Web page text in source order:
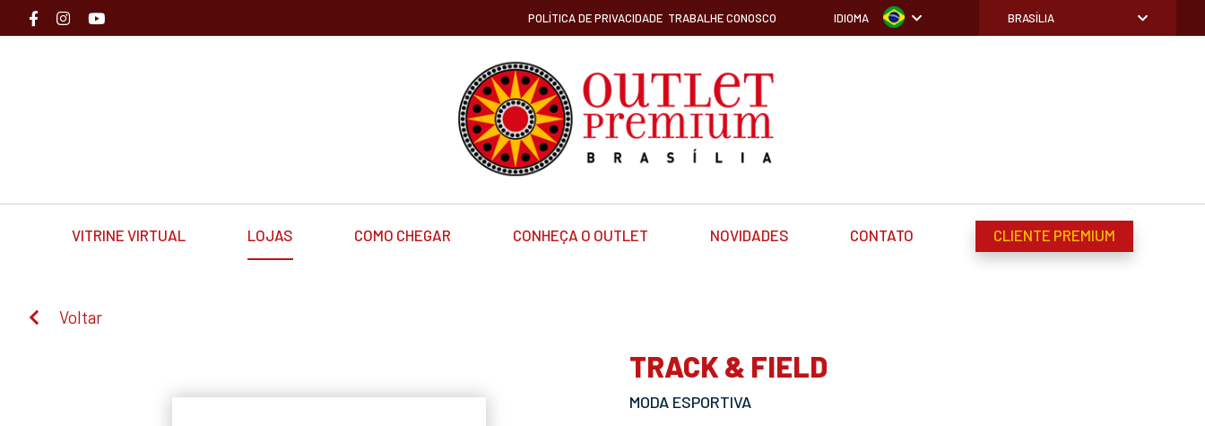
POLÍTICA DE PRIVACIDADE TRABALHE CONOSCO IDIOMA BRASÍLIA
VITRINE VIRTUAL LOJAS COMO CHEGAR CONHEÇA O OUTLET NOVIDADES CONTATO CLIENTE PREMIUM
Voltar
TRACK & FIELD
MODA ESPORTIVA